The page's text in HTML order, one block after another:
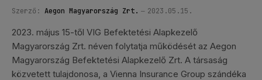
Szerző: Aegon Magyarország Zrt. 2023.05.15.
2023. május 15-től VIG Befektetési Alapkezelő
Magyarország Zrt. néven folytatja működését az Aegon
Magyarország Befektetési Alapkezelő Zrt. A társaság
közvetett tulajdonosa, a Vienna Insurance Group szándéka